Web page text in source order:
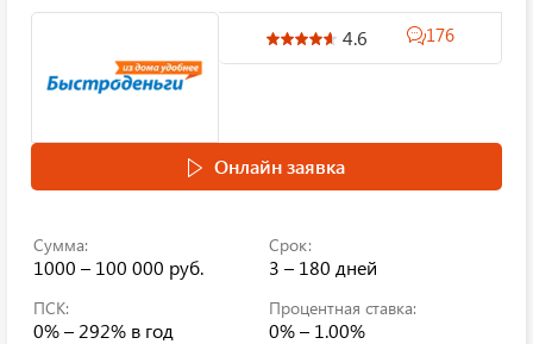
4.6 176
Онлайн заявка
Сумма:
1000 – 100 000 руб.
Срок:
3 – 180 дней
ПСК:
0% – 292% в год
Процентная ставка:
0% – 1.00%